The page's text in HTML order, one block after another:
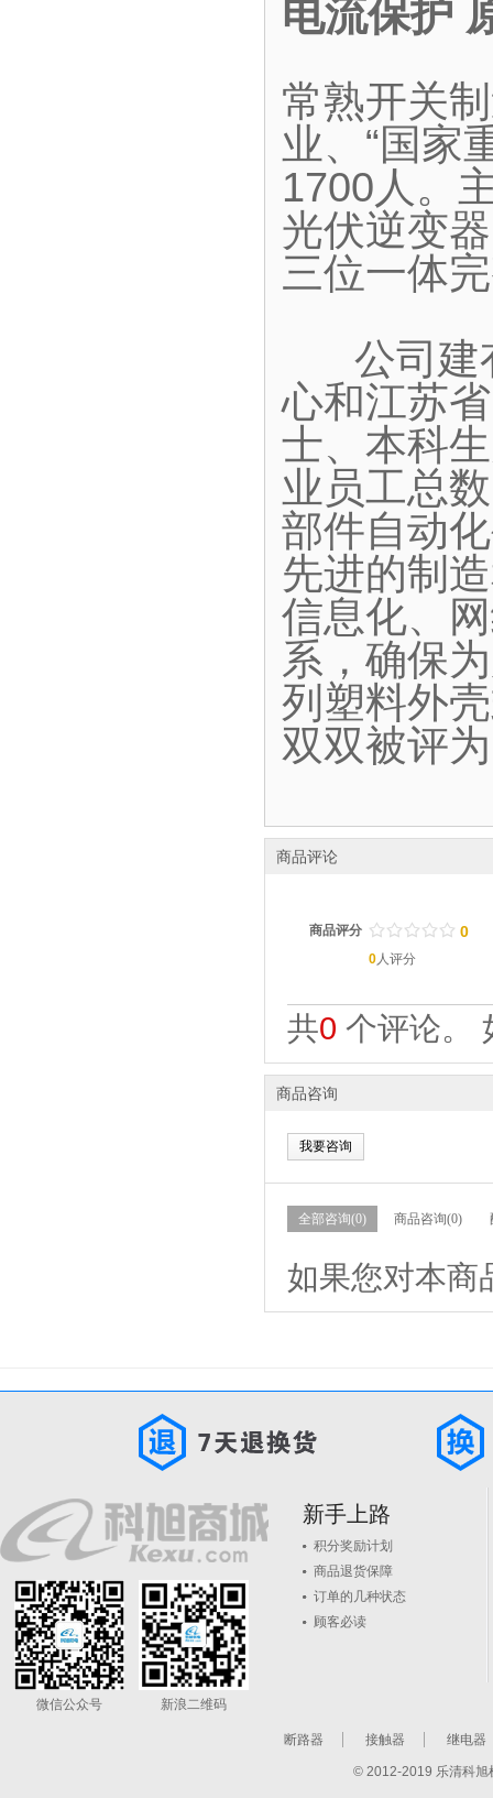
电流保护
常熟开关
业、“国家
1700人。
光伏逆变
三位一体
公司建
心和江苏
士、本科
业员工总
部件自动
先进的制
信息化、
系，确保
列塑料外
双双被评
商品评论
商品评分 / / / / /
. . . . . 0
0人评分
共0 个评论。
商品咨询
我要咨询
全部咨询(0) 商品咨询(0)
如果您对本商
微信公众号 新浪二维码
新手上路
积分奖励计划
商品退货保障
订单的几种状态
顾客必读
断路器 接触器 继电器
© 2012-2019 乐清科旭